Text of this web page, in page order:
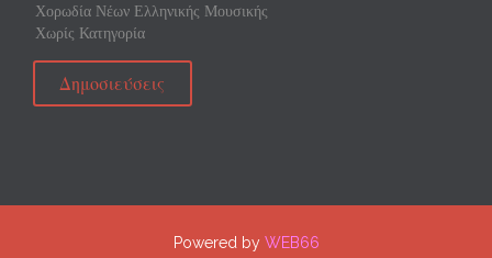
Χορωδία Νέων Ελληνικής Μουσικής
Χωρίς Κατηγορία
Δημοσιεύσεις
Powered by WEB66